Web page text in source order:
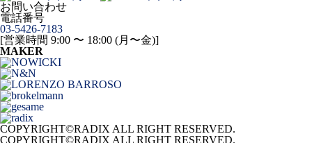
お問い合わせ
電話番号
03-5426-7183
[営業時間 9:00 〜 18:00 (月〜金)]
MAKER
COPYRIGHT©RADIX ALL RIGHT RESERVED.
COPYRIGHT©RADIX ALL RIGHT RESERVED.